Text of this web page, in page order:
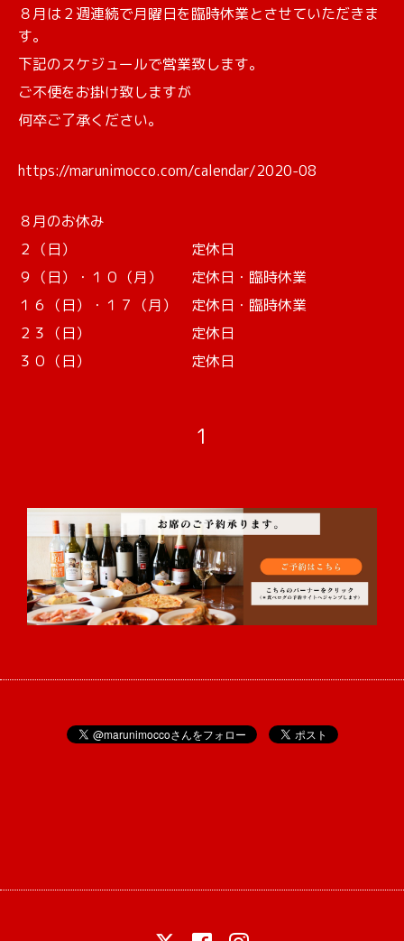
８月は２週連続で月曜日を臨時休業とさせていただきま
す。
下記のスケジュールで営業致します。
ご不便をお掛け致しますが
何卒ご了承ください。
https://marunimocco.com/calendar/2020-08
８月のお休み
２（日） 定休日
９（日）・１０（月） 定休日・臨時休業
１６（日）・１７（月） 定休日・臨時休業
２３（日） 定休日
３０（日） 定休日
1